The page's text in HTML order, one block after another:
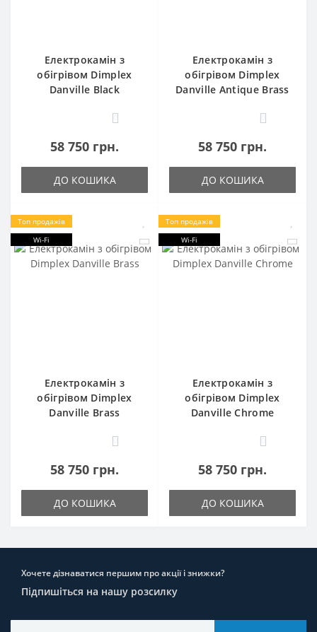
Електрокамін з
обігрівом Dimplex
Danville Black
0
58 750 грн.
ДО КОШИКА
Електрокамін з
обігрівом Dimplex
Danville Antique Brass
0
58 750 грн.
ДО КОШИКА
Топ продажів
Wi-Fi
Електрокамін з
обігрівом Dimplex
Danville Brass
0
58 750 грн.
ДО КОШИКА
Топ продажів
Wi-Fi
Електрокамін з
обігрівом Dimplex
Danville Chrome
0
58 750 грн.
ДО КОШИКА
Хочете дізнаватися першим про акції і знижки?
Підпишіться на нашу розсилку